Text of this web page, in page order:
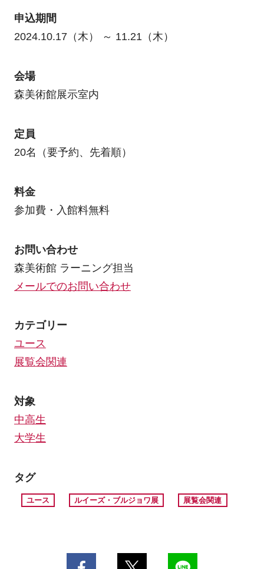
申込期間
2024.10.17（木） ～ 11.21（木）
会場
森美術館展示室内
定員
20名（要予約、先着順）
料金
参加費・入館料無料
お問い合わせ
森美術館 ラーニング担当
メールでのお問い合わせ
カテゴリー
ユース
展覧会関連
対象
中高生
大学生
タグ
ユース ルイーズ・ブルジョワ展 展覧会関連